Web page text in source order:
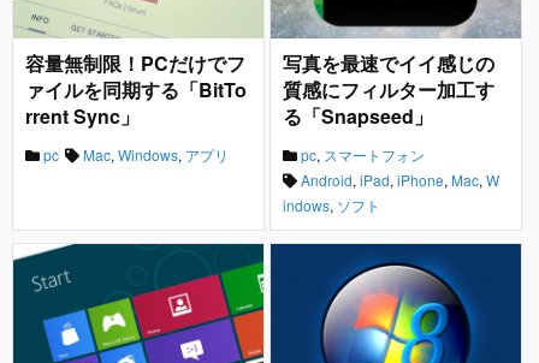
容量無制限！PCだけでフ
ァイルを同期する「BitTo
rrent Sync」
pc Mac, Windows, アプリ
写真を最速でイイ感じの
質感にフィルター加工す
る「Snapseed」
pc, スマートフォン
Android, iPad, iPhone, Mac, W
indows, ソフト